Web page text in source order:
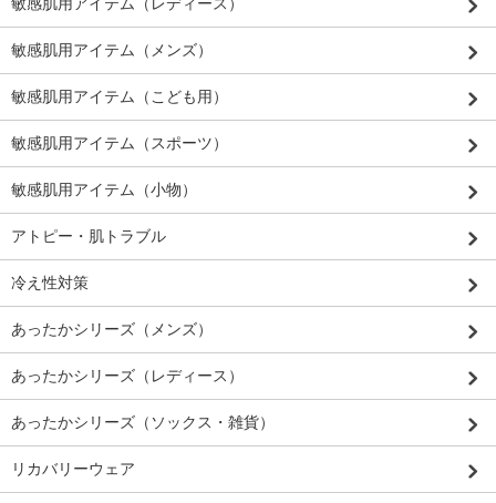
敏感肌用アイテム（メンズ）
敏感肌用アイテム（こども用）
敏感肌用アイテム（スポーツ）
敏感肌用アイテム（小物）
アトピー・肌トラブル
冷え性対策
あったかシリーズ（メンズ）
あったかシリーズ（レディース）
あったかシリーズ（ソックス・雑貨）
リカバリーウェア